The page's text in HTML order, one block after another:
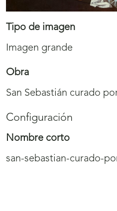
Tipo de imagen
Imagen grande
Obra
San Sebastián curado
Configuración
Nombre corto
san-sebastian-curado-